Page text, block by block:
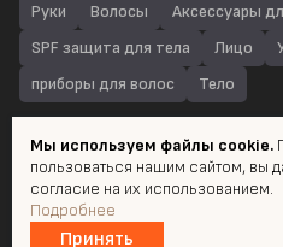
Руки Волосы
Аксессуары
SPF защита для тела
Лицо
приборы для волос
Тело
© 2026 Quantum Shop.ru
Пользовательское соглашение
Мы используем файлы cookie.
пользоваться нашим сайтом, вы
согласие на их использованием.
Подробнее
Принять